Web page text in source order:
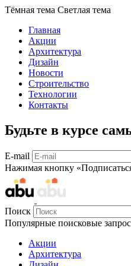
Тёмная тема Светлая тема
Главная
Акции
Архитектура
Дизайн
Новости
Строительство
Технологии
Контакты
Будьте в курсе
E-mail
Нажимая кнопку
Поиск
Популярные поисковые
Акции
Архитектура